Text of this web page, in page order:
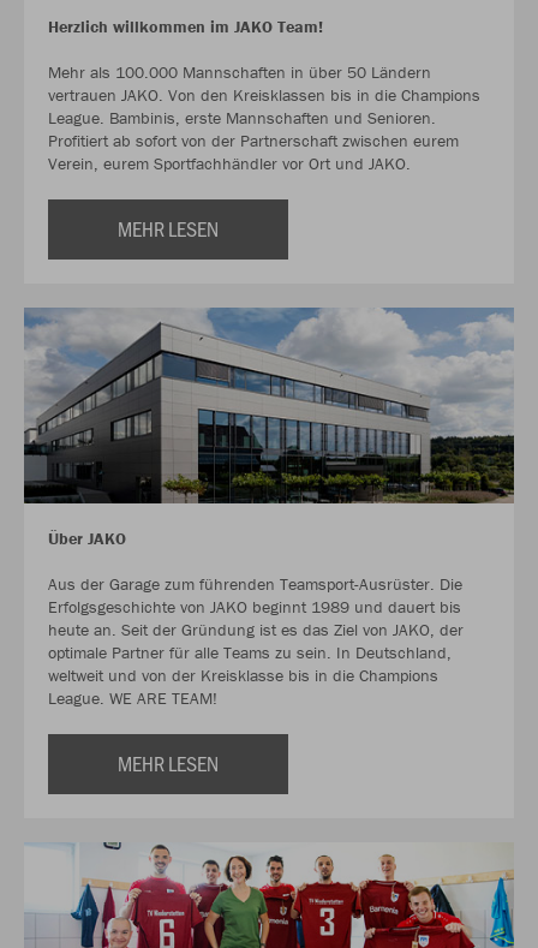
Herzlich willkommen im JAKO Team!
Mehr als 100.000 Mannschaften in über 50 Ländern
vertrauen JAKO. Von den Kreisklassen bis in die Champions
League. Bambinis, erste Mannschaften und Senioren.
Profitiert ab sofort von der Partnerschaft zwischen eurem
Verein, eurem Sportfachhändler vor Ort und JAKO.
MEHR LESEN
Über JAKO
Aus der Garage zum führenden Teamsport-Ausrüster. Die
Erfolgsgeschichte von JAKO beginnt 1989 und dauert bis
heute an. Seit der Gründung ist es das Ziel von JAKO, der
optimale Partner für alle Teams zu sein. In Deutschland,
weltweit und von der Kreisklasse bis in die Champions
League. WE ARE TEAM!
MEHR LESEN